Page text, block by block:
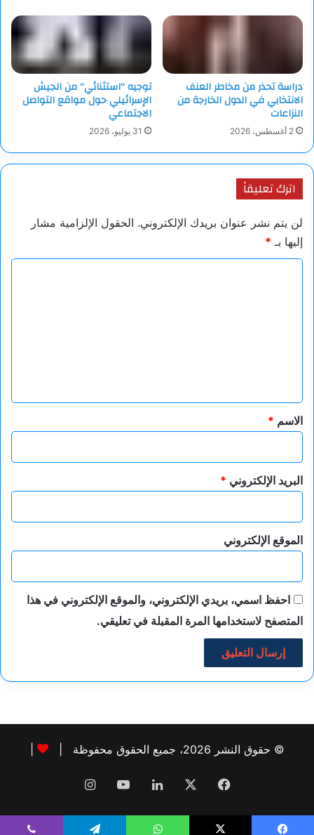
دراسة تحذر من مخاطر العنف
الانتخابي في الدول الخارجة من
النزاعات
2 أغسطس، 2026
توجيه “استثنائي” من الجيش
الإسرائيلي حول مواقع التواصل
الاجتماعي
31 يوليو، 2026
اترك تعليقاً
لن يتم نشر عنوان بريدك الإلكتروني. الحقول الإلزامية مشار
إليها بـ *
*
الاسم *
البريد الإلكتروني *
الموقع الإلكتروني
احفظ اسمي، بريدي الإلكتروني، والموقع الإلكتروني في هذا
المتصفح لاستخدامها المرة المقبلة في تعليقي.
© حقوق النشر 2026، جميع الحقوق محفوظة |
فيسبوك لينكدإن‫YouTubeانستقرام